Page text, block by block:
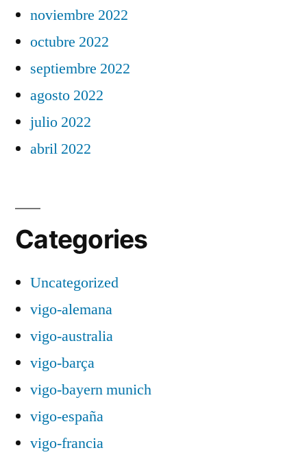
noviembre 2022
octubre 2022
septiembre 2022
agosto 2022
julio 2022
abril 2022
Categories
Uncategorized
vigo-alemana
vigo-australia
vigo-barça
vigo-bayern munich
vigo-españa
vigo-francia